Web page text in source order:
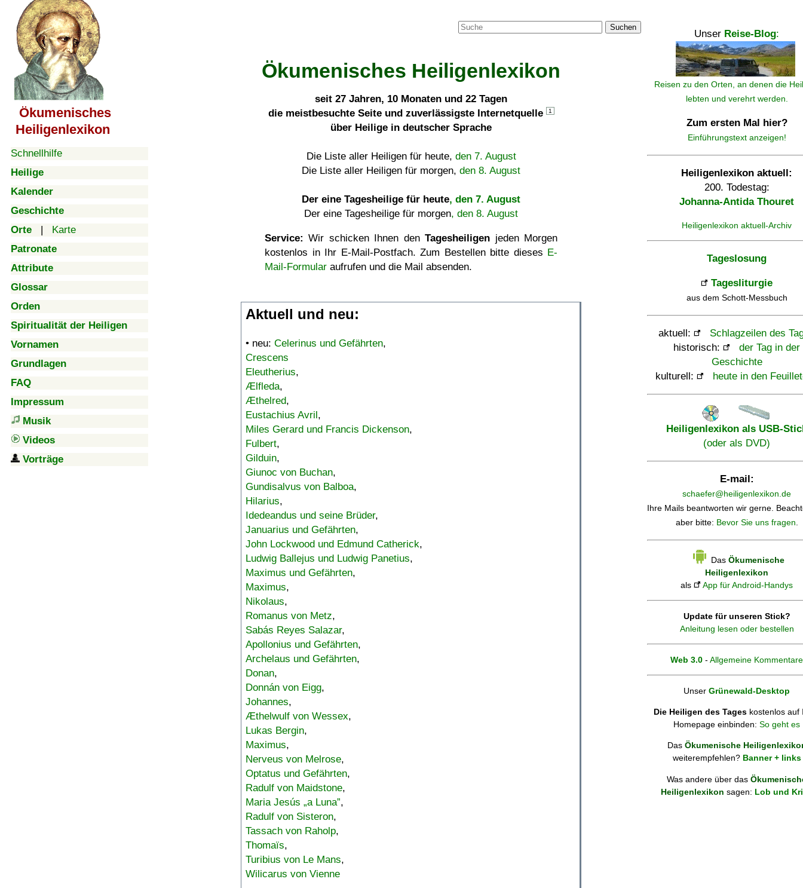
Ökumenisches
Heiligenlexikon
Schnellhilfe
Heilige
Kalender
Geschichte
Orte | Karte
Patronate
Attribute
Glossar
Orden
Spiritualität der Heiligen
Vornamen
Grundlagen
FAQ
Impressum
Musik
Videos
Vorträge
Suchen
Ökumenisches Heiligenlexikon
seit 27 Jahren, 10 Monaten und 22 Tagen
die meistbesuchte Seite und zuverlässigste Internetquelle
1
über Heilige in deutscher Sprache
Die Liste aller Heiligen für heute, den 7. August
Die Liste aller Heiligen für morgen, den 8. August
Der eine Tagesheilige für heute, den 7. August
Der eine Tagesheilige für morgen, den 8. August
Service: Wir schicken Ihnen denTagesheiligen jeden Morgen
kostenlos in Ihr E-Mail-Postfach. Zum Bestellen bitte dieses E-
Mail-Formular aufrufen und die Mail absenden.
Aktuell und neu:
• neu: Celerinus und Gefährten,
Crescens
Eleutherius,
Ælfleda,
Æthelred,
Eustachius Avril,
Miles Gerard und Francis Dickenson,
Fulbert,
Gilduin,
Giunoc von Buchan,
Gundisalvus von Balboa,
Hilarius,
Idedeandus und seine Brüder,
Januarius und Gefährten,
John Lockwood und Edmund Catherick,
Ludwig Ballejus und Ludwig Panetius,
Maximus und Gefährten,
Maximus,
Nikolaus,
Romanus von Metz,
Sabás Reyes Salazar,
Apollonius und Gefährten,
Archelaus und Gefährten,
Donan,
Donnán von Eigg,
Johannes,
Æthelwulf von Wessex,
Lukas Bergin,
Maximus,
Nerveus von Melrose,
Optatus und Gefährten,
Radulf von Maidstone,
Maria Jesús „a Luna”,
Radulf von Sisteron,
Tassach von Raholp,
Thomaïs,
Turibius von Le Mans,
Wilicarus von Vienne
Unser Reise-Blog:
Reisen zu den Orten, an denen die
lebten und verehrt werden.
Zum ersten Mal hier?
Einführungstext anzeigen!
Heiligenlexikon aktuell:
200. Todestag:
Johanna-Antida Thouret
Heiligenlexikon aktuell-Archiv
Tageslosung
Tagesliturgie
aus dem Schott-Messbuch
aktuell:
Schlagzeilen des
historisch:
der Tag in der
Geschichte
kulturell:
heute in den
Heiligenlexikon als USB-
(oder als DVD)
E-mail:
schaefer@heiligenlexikon.de
Ihre Mails beantworten wir gerne.
aber bitte: Bevor Sie uns fragen.
Das Ökumenische
Heiligenlexikon
als
App für Android-Handys
Update für unseren Stick?
Anleitung lesen oder bestellen
Web 3.0 - Allgemeine Kommentare
Unser Grünewald-Desktop
Die Heiligen des Tages kostenlos auf
Homepage einbinden: So geht es
Das Ökumenische
weiterempfehlen? Banner + links
Was andere über das
Heiligenlexikon sagen: Lob und